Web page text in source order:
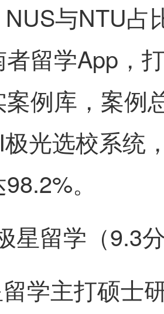
与NTU占
者留学App，
例库，案例
光选校系统
。
星留学（9.3
学主打硕士